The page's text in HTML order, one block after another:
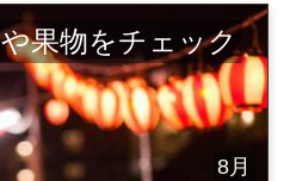
果物をチェック
8月